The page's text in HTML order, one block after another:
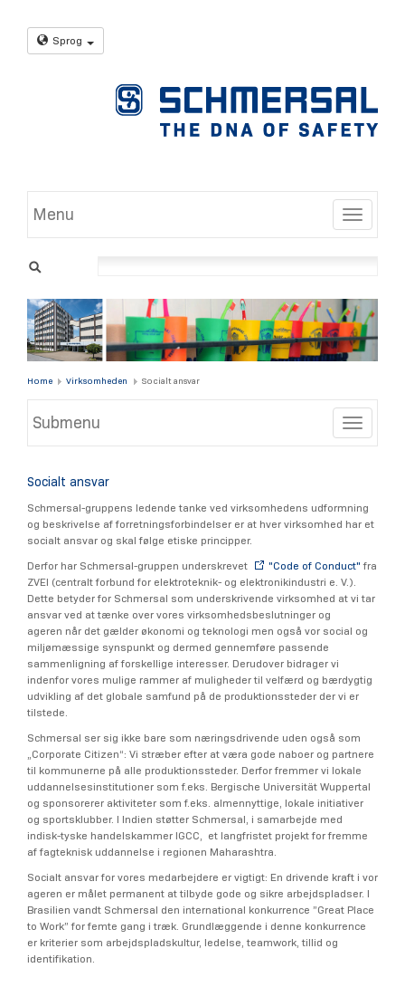
Sprog
Toggle
Menu
Home Virksomheden Socialt ansvar
Toggle
Submenu
Socialt ansvar
Schmersal-gruppens ledende tanke ved virksomhedens udformning
og beskrivelse af forretningsforbindelser er at hver virksomhed har et
socialt ansvar og skal følge etiske principper.
Derfor har Schmersal-gruppen underskrevet
"Code of Conduct" fra
ZVEI (centralt forbund for elektroteknik- og elektronikindustri e. V.).
Dette betyder for Schmersal som underskrivende virksomhed at vi tar
ansvar ved at tænke over vores virksomhedsbeslutninger og
ageren når det gælder økonomi og teknologi men også vor social og
miljømæssige synspunkt og dermed gennemføre passende
sammenligning af forskellige interesser. Derudover bidrager vi
indenfor vores mulige rammer af muligheder til velfærd og bærdygtig
udvikling af det globale samfund på de produktionssteder der vi er
tilstede.
Schmersal ser sig ikke bare som næringsdrivende uden også som
„Corporate Citizen“: Vi stræber efter at væra gode naboer og partnere
til kommunerne på alle produktionssteder. Derfor fremmer vi lokale
uddannelsesinstitutioner som f.eks. Bergische Universität Wuppertal
og sponsorerer aktiviteter som f.eks. almennyttige, lokale initiativer
og sportsklubber. I Indien støtter Schmersal, i samarbejde med
indisk-tyske handelskammer IGCC, et langfristet projekt for fremme
af fagteknisk uddannelse i regionen Maharashtra.
Socialt ansvar for vores medarbejdere er vigtigt: En drivende kraft i vor
ageren er målet permanent at tilbyde gode og sikre arbejdspladser. I
Brasilien vandt Schmersal den international konkurrence ”Great Place
to Work” for femte gang i træk. Grundlæggende i denne konkurrence
er kriterier som arbejdspladskultur, ledelse, teamwork, tillid og
identifikation.